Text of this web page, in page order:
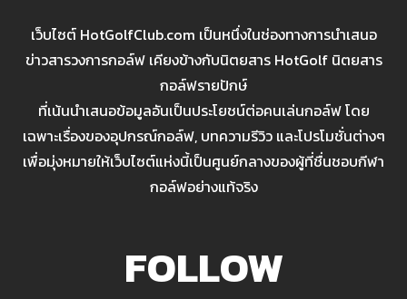
เว็บไซต์ HotGolfClub.com เป็นหนึ่งในช่องทางการนำเสนอ
ข่าวสารวงการกอล์ฟ เคียงข้างกับนิตยสาร HotGolf นิตยสาร
กอล์ฟรายปักษ์
ที่เน้นนำเสนอข้อมูลอันเป็นประโยชน์ต่อคนเล่นกอล์ฟ โดย
เฉพาะเรื่องของอุปกรณ์กอล์ฟ, บทความรีวิว และโปรโมชั่นต่างๆ
เพื่อมุ่งหมายให้เว็บไซต์แห่งนี้เป็นศูนย์กลางของผู้ที่ชื่นชอบกีฬา
กอล์ฟอย่างแท้จริง
FOLLOW